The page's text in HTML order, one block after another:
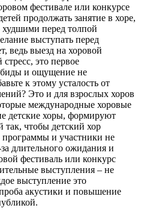
фестивале или конкурсе
продолжать занятие в хоре,
худшими перед толпой
выступать перед
ведь выезд на хоровой
это первое
и ощущение не
к этому усталость от
Это и для взрослых хоров
международные хоровые
детские хоры, формируют
чтобы детский хор
программы и участники не
длительного ожидания и
фестиваль или конкурс
выступления – не
выступление это
акустики и повышение